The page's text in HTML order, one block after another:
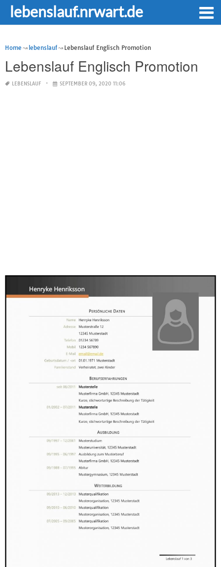
lebenslauf.nrwart.de
Home lebenslauf Lebenslauf Englisch Promotion
Lebenslauf Englisch Promotion
LEBENSLAUF SEPTEMBER 09, 2020 11:06